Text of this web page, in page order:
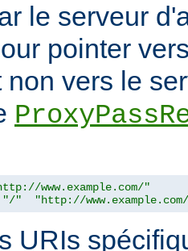
le serveur
pointer
non vers le
www.example.com/"
"/" "http://
URIs